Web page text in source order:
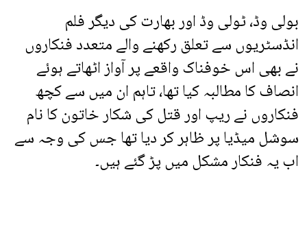
بولی وڈ، ٹولی وڈ اور بھارت کی دیگر فلم
انڈسٹریوں سے تعلق رکھنے والے متعدد فنکاروں
نے بھی اس خوفناک واقعے پر آواز اٹھاتے ہوئے
انصاف کا مطالبہ کیا تھا، تاہم ان میں سے کچھ
فنکاروں نے ریپ اور قتل کی شکار خاتون کا نام
سوشل میڈیا پر ظاہر کر دیا تھا جس کی وجہ سے
اب یہ فنکار مشکل میں پڑ گئے ہیں۔